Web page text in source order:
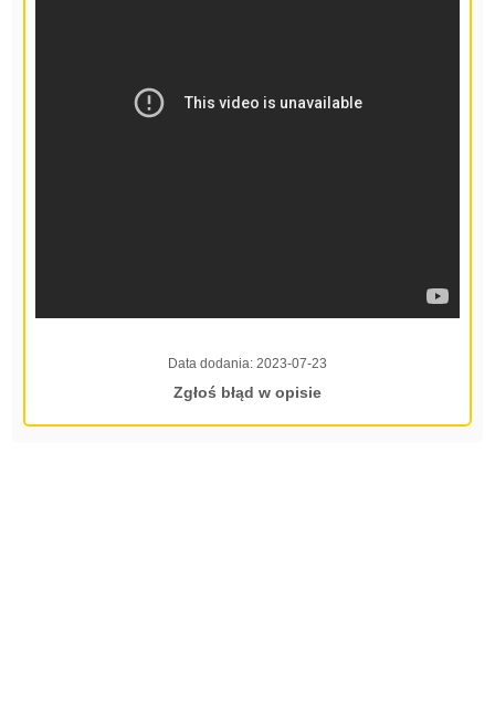
Data dodania: 2023-07-23
Zgłoś błąd w opisie